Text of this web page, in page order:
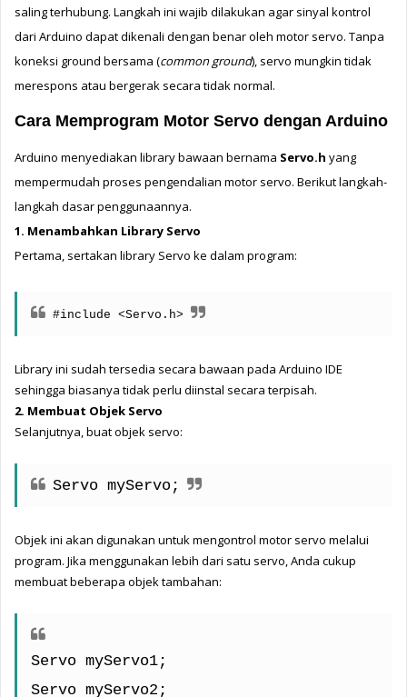
saling terhubung. Langkah ini wajib dilakukan agar sinyal kontrol
dari Arduino dapat dikenali dengan benar oleh motor servo. Tanpa
koneksi ground bersama (common ground), servo mungkin tidak
merespons atau bergerak secara tidak normal.
Cara Memprogram Motor Servo dengan Arduino
Arduino menyediakan library bawaan bernama Servo.h yang
mempermudah proses pengendalian motor servo. Berikut langkah-
langkah dasar penggunaannya.
1. Menambahkan Library Servo
Pertama, sertakan library Servo ke dalam program:
#include <Servo.h>
Library ini sudah tersedia secara bawaan pada Arduino IDE
sehingga biasanya tidak perlu diinstal secara terpisah.
2. Membuat Objek Servo
Selanjutnya, buat objek servo:
Servo myServo;
Objek ini akan digunakan untuk mengontrol motor servo melalui
program. Jika menggunakan lebih dari satu servo, Anda cukup
membuat beberapa objek tambahan:
Servo myServo1;
Servo myServo2;